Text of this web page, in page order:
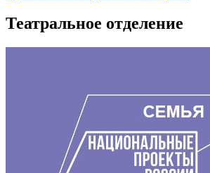
Театральное отделение